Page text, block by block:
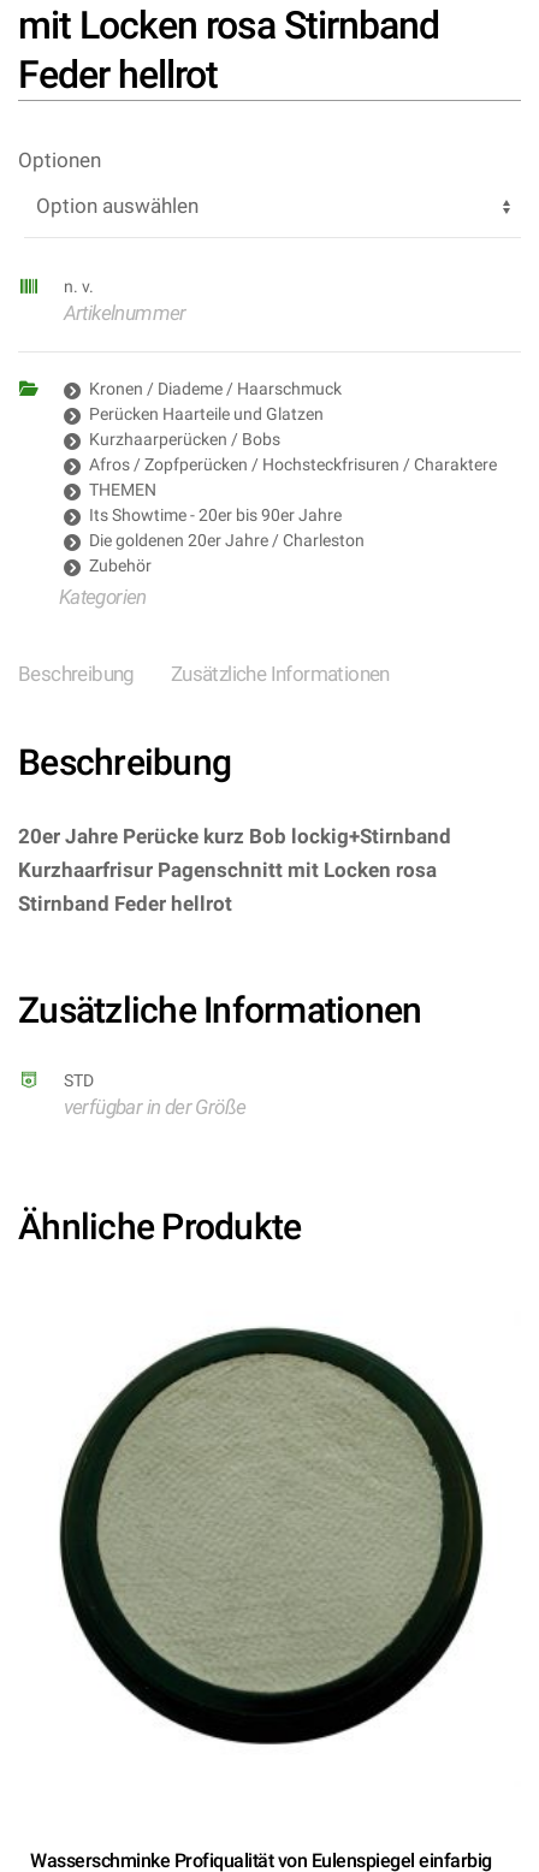
mit Locken rosa Stirnband
Feder hellrot
Optionen
n. v.
Artikelnummer
Kronen / Diademe / Haarschmuck
Perücken Haarteile und Glatzen
Kurzhaarperücken / Bobs
Afros / Zopfperücken / Hochsteckfrisuren / Charaktere
THEMEN
Its Showtime - 20er bis 90er Jahre
Die goldenen 20er Jahre / Charleston
Zubehör
Kategorien
Beschreibung Zusätzliche Informationen
Beschreibung
20er Jahre Perücke kurz Bob lockig+Stirnband
Kurzhaarfrisur Pagenschnitt mit Locken rosa
Stirnband Feder hellrot
Zusätzliche Informationen
STD
verfügbar in der Größe
Ähnliche Produkte
Wasserschminke Profiqualität von Eulenspiegel einfarbig